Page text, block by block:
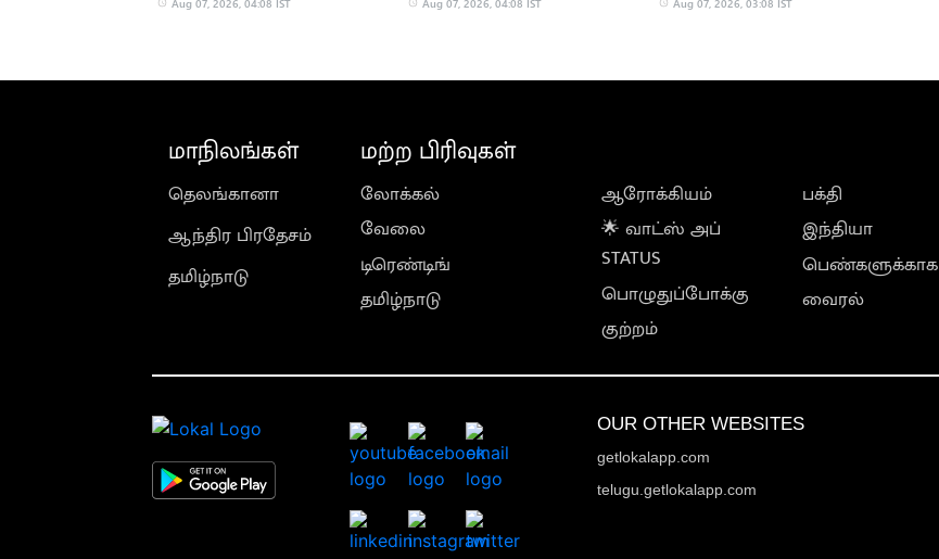
மாநிலங்கள்
தெலங்கானா
ஆந்திர பிரதேசம்
தமிழ்நாடு
மற்ற பிரிவுகள்
லோக்கல்
வேலை
டிரெண்டிங்
தமிழ்நாடு
ஆரோக்கியம்
🌟 வாட்ஸ் அப்
STATUS
பொழுதுப்போக்கு
குற்றம்
பக்தி
இந்தியா
பெண்களுக்காக
வைரல்
OUR OTHER WEBSITES
getlokalapp.com
telugu.getlokalapp.com